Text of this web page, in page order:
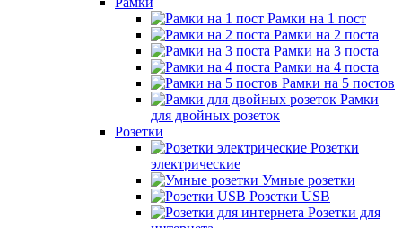
Рамки на 1 пост
Рамки на 2 поста
Рамки на 3 поста
Рамки на 4 поста
Рамки на 5 постов
Рамки
для двойных розеток
Розетки
Розетки
электрические
Умные розетки
Розетки USB
Розетки для